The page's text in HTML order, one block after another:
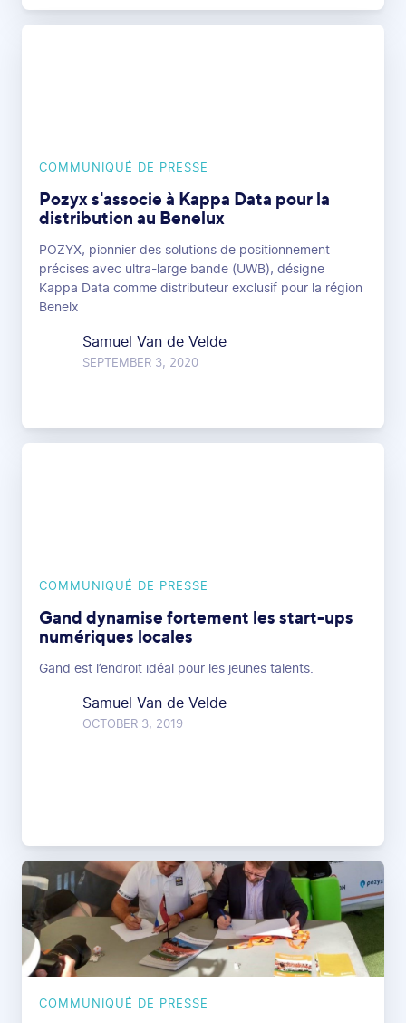
COMMUNIQUÉ DE PRESSE
Pozyx s'associe à Kappa Data pour la
distribution au Benelux
POZYX, pionnier des solutions de positionnement
précises avec ultra-large bande (UWB), désigne
Kappa Data comme distributeur exclusif pour la région
Benelx
Samuel Van de Velde
SEPTEMBER 3, 2020
COMMUNIQUÉ DE PRESSE
Gand dynamise fortement les start-ups
numériques locales
Gand est l’endroit idéal pour les jeunes talents.
Samuel Van de Velde
OCTOBER 3, 2019
COMMUNIQUÉ DE PRESSE